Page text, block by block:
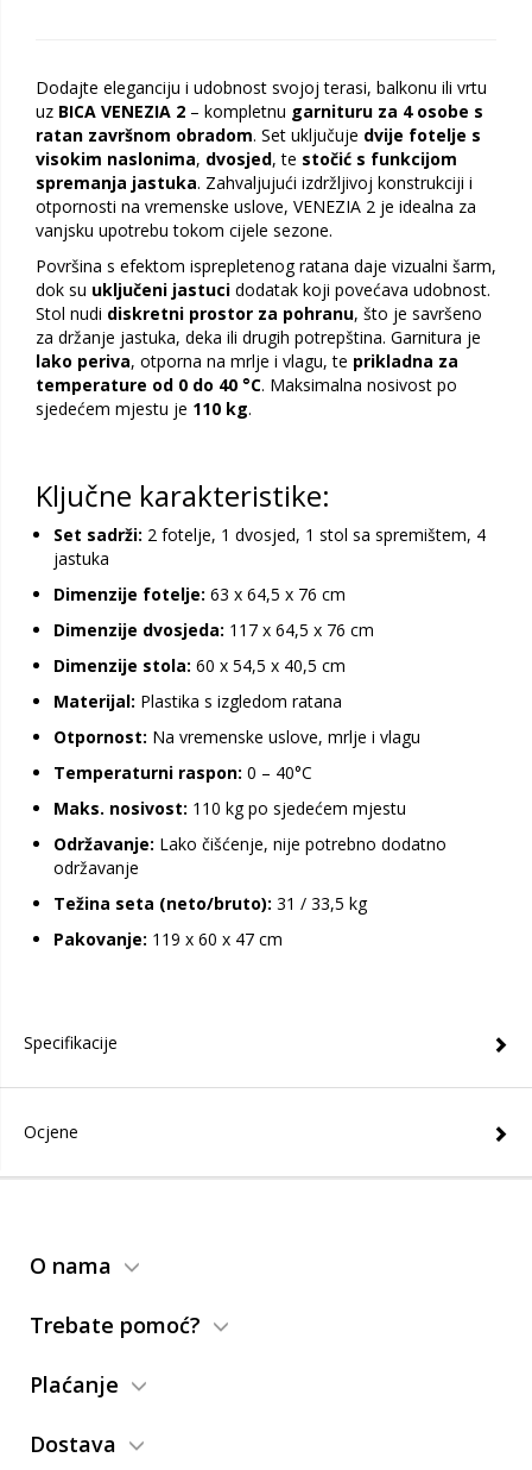
Dodajte eleganciju i udobnost svojoj terasi, balkonu ili vrtu
uz BICA VENEZIA 2 – kompletnu garnituru za 4 osobe s
ratan završnom obradom. Set uključuje dvije fotelje s
visokim naslonima, dvosjed, te stočić s funkcijom
spremanja jastuka. Zahvaljujući izdržljivoj konstrukciji i
otpornosti na vremenske uslove, VENEZIA 2 je idealna za
vanjsku upotrebu tokom cijele sezone.
Površina s efektom isprepletenog ratana daje vizualni šarm,
dok su uključeni jastuci dodatak koji povećava udobnost.
Stol nudi diskretni prostor za pohranu, što je savršeno
za držanje jastuka, deka ili drugih potrepština. Garnitura je
lako periva, otporna na mrlje i vlagu, te prikladna za
temperature od 0 do 40 °C. Maksimalna nosivost po
sjedećem mjestu je 110 kg.
Ključne karakteristike:
Set sadrži: 2 fotelje, 1 dvosjed, 1 stol sa spremištem, 4
jastuka
Dimenzije fotelje: 63 x 64,5 x 76 cm
Dimenzije dvosjeda: 117 x 64,5 x 76 cm
Dimenzije stola: 60 x 54,5 x 40,5 cm
Materijal: Plastika s izgledom ratana
Otpornost: Na vremenske uslove, mrlje i vlagu
Temperaturni raspon: 0 – 40°C
Maks. nosivost: 110 kg po sjedećem mjestu
Održavanje: Lako čišćenje, nije potrebno dodatno
održavanje
Težina seta (neto/bruto): 31 / 33,5 kg
Pakovanje: 119 x 60 x 47 cm
Specifikacije
Ocjene
O nama
Trebate pomoć?
Plaćanje
Dostava